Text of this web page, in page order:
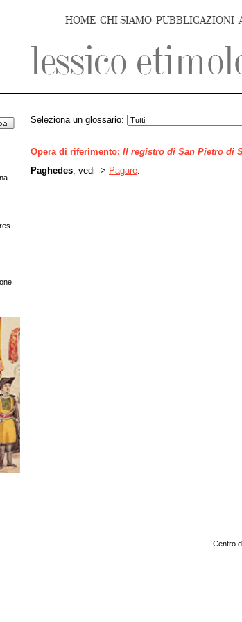
HOME CHI SIAMO PUBBLICAZIONI
Seleziona un glossario:
Opera di riferimento: Il registro di San Pietro di
Paghedes , vedi -> Pagare
Centro